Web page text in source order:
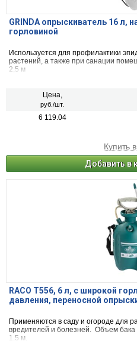
GRINDA опрыскиватель 16 л,
горловиной
Используется для профилактики
растений, а также при санации
2,5 м
Цена,
руб./шт.
6 119.04
Купить
Добавить в
RACO T556, 6 л, с широкой
давления, переносной
Применяются в саду и огороде для
вредителей и болезней. Объем
1.5 м.